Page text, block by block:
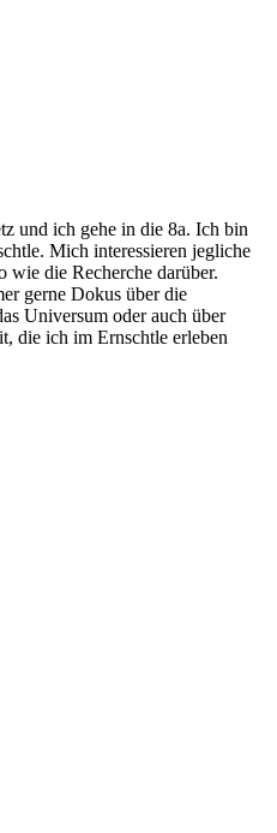
und ich gehe in die 8a. Ich bin
Mich interessieren jegliche
wie die Recherche darüber.
gerne Dokus über die
Universum oder auch über
die ich im Ernschtle erleben